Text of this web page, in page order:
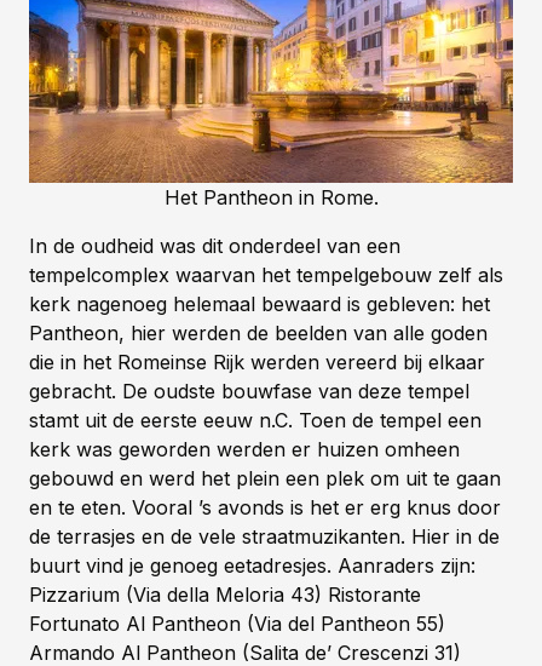
Het Pantheon in Rome.
In de oudheid was dit onderdeel van een
tempelcomplex waarvan het tempelgebouw zelf als
kerk nagenoeg helemaal bewaard is gebleven: het
Pantheon, hier werden de beelden van alle goden
die in het Romeinse Rijk werden vereerd bij elkaar
gebracht. De oudste bouwfase van deze tempel
stamt uit de eerste eeuw n.C. Toen de tempel een
kerk was geworden werden er huizen omheen
gebouwd en werd het plein een plek om uit te gaan
en te eten. Vooral ’s avonds is het er erg knus door
de terrasjes en de vele straatmuzikanten. Hier in de
buurt vind je genoeg eetadresjes. Aanraders zijn:
Pizzarium (Via della Meloria 43) Ristorante
Fortunato Al Pantheon (Via del Pantheon 55)
Armando Al Pantheon (Salita de’ Crescenzi 31)